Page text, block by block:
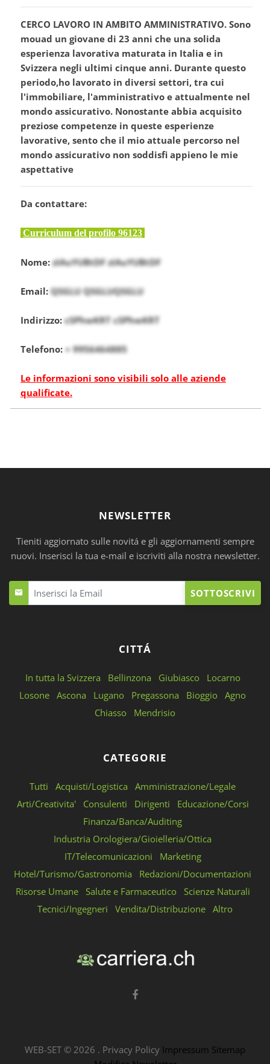
CERCO LAVORO IN AMBITO AMMINISTRATIVO. Sono
mouad un giovane di 23 anni che una solida
esperienza lavorativa maturata in Italia e in
Svizzera negli ultimi cinque anni. Durante questo
periodo,ho lavorato in diversi settori, tra cui
l'immobiliare, l'amministrativo e attualmente nel
mondo assicurativo. Nonostante abbia acquisito
preziose competenze in queste esperienze
lavorative, sento che il mio attuale percorso nel
mondo assicurativo non soddisfi appieno le mie
aspettative
Da contattare:
Curriculum del profilo 96123
Nome:zIAuYUBtDF zIAuYUBtDF
Email:QSGLU QSGLUQSGLU
Indirizzo:cSPhwKRT cSPhwKRT
Telefono: + 9956464885
Le informazioni sono visibili solo alle aziende
qualificate.
NEWSLETTER
Tieniti aggiornato sulle novitá e gli aggiornamenti sempre
nuovi. Inserisci la tua e-mail e iscriviti alla nostra newsletter.
SOTTOSCRIVI
CITTÁ
In tutta la Svizzera Bellinzona Giubiasco
Locarno
Losone Ascona Lugano Pregassona Bioggio Agno
Chiasso
Mendrisio
CATEGORIE
Tutti Acquisti/Logistica
Amministrazione/Legale
Arti/Creativita'
Consulenti Dirigenti
Educazione/Corsi
Finanza/Banca/Auditing
Industria Orologiera/Gioielleria/Ottica
IT/Telecomunicazioni
Marketing
Hotel/Turismo/Gastronomia
Redazioni/Documentazioni
Risorse Umane
Salute e Farmaceutico
Scienze Naturali
Tecnici/Ingegneri
Vendita/Distribuzione Altro
WEB-SET © 2026 . Privacy Policy Impressum Sitemap